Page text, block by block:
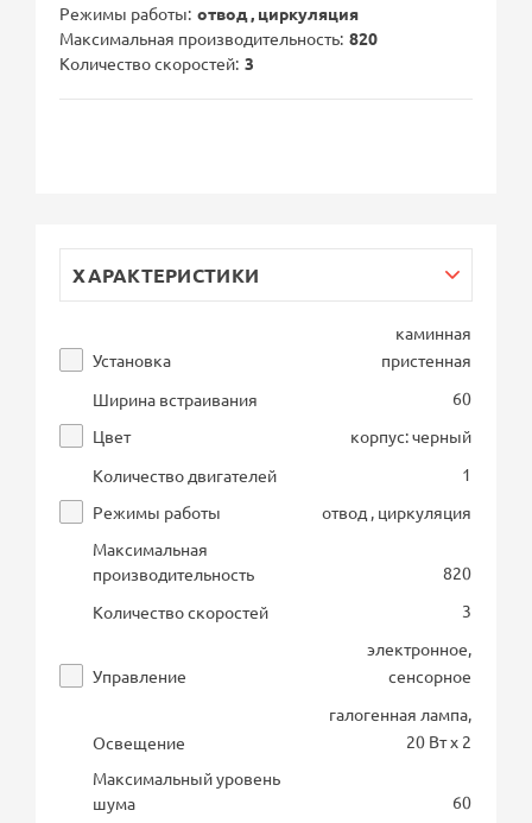
Режимы работы отвод , циркуляция
Максимальная производительность 820
Количество скоростей 3
ХАРАКТЕРИСТИКИ
Установка
каминная
пристенная
Ширина встраивания
60
Цвет
корпус: черный
Количество двигателей
1
Режимы работы
отвод , циркуляция
Максимальная
производительность
820
Количество скоростей
3
Управление
электронное,
сенсорное
Освещение
галогенная лампа,
20 Вт х 2
Максимальный уровень
шума
60